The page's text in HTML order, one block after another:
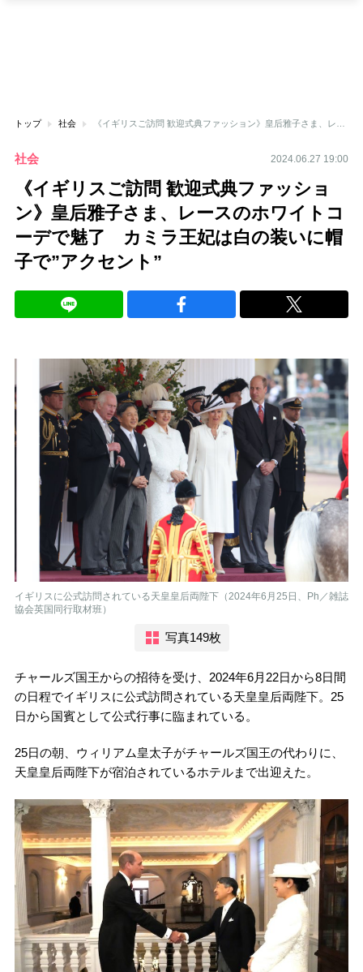
トップ 社会
社会 2024.06.27 19:00
《イギリスご訪問 歓迎式典ファッショ
ン》皇后雅子さま、レースのホワイトコ
ーデで魅了 カミラ王妃は白の装いに帽
子で”アクセント”
イギリスに公式訪問されている天皇皇后両陛下（2024年6月25日、Ph／雑誌
協会英国同行取材班）
写真149枚
チャールズ国王からの招待を受け、2024年6月22日から8日間
の日程でイギリスに公式訪問されている天皇皇后両陛下。25
日から国賓として公式行事に臨まれている。
25日の朝、ウィリアム皇太子がチャールズ国王の代わりに、
天皇皇后両陛下が宿泊されているホテルまで出迎えた。